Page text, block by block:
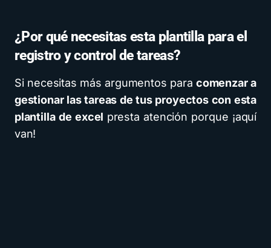
¿Por qué necesitas esta plantilla para el
registro y control de tareas?
Si necesitas más argumentos paracomenzar a
gestionar las tareas de tus proyectos con esta
plantilla de excel presta atención porque ¡aquí
van!